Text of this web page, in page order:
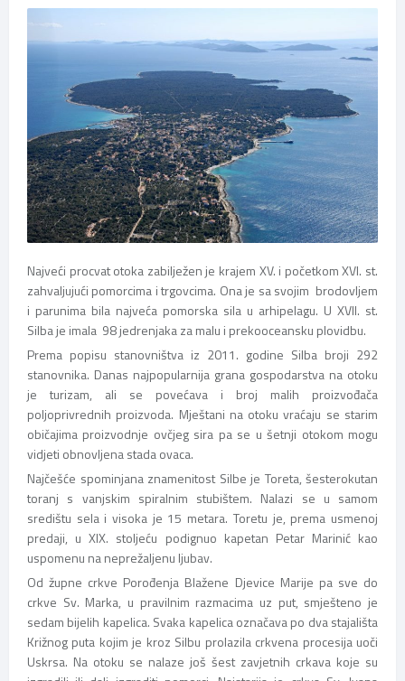
Najveći procvat otoka zabilježen je krajem XV. i početkom XVI. st.
zahvaljujući pomorcima i trgovcima. Ona je sa svojim brodovljem
i parunima bila najveća pomorska sila u arhipelagu. U XVII. st.
Silba je imala 98 jedrenjaka za malu i prekooceansku plovidbu.
Prema popisu stanovništva iz 2011. godine Silba broji 292
stanovnika. Danas najpopularnija grana gospodarstva na otoku
je turizam, ali se povećava i broj malih proizvođača
poljoprivrednih proizvoda. Mještani na otoku vraćaju se starim
običajima proizvodnje ovčjeg sira pa se u šetnji otokom mogu
vidjeti obnovljena stada ovaca.
Najčešće spominjana znamenitost Silbe je Toreta, šesterokutan
toranj s vanjskim spiralnim stubištem. Nalazi se u samom
središtu sela i visoka je 15 metara. Toretu je, prema usmenoj
predaji, u XIX. stoljeću podignuo kapetan Petar Marinić kao
uspomenu na neprežaljenu ljubav.
Od župne crkve Porođenja Blažene Djevice Marije pa sve do
crkve Sv. Marka, u pravilnim razmacima uz put, smješteno je
sedam bijelih kapelica. Svaka kapelica označava po dva stajališta
Križnog puta kojim je kroz Silbu prolazila crkvena procesija uoči
Uskrsa. Na otoku se nalaze još šest zavjetnih crkava koje su